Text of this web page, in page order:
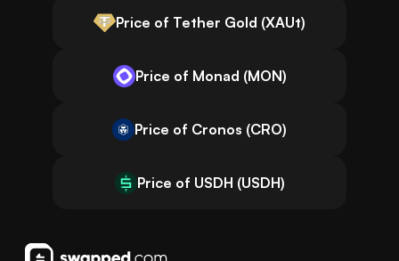
Price of Tether Gold (XAUt)
Price of Monad (MON)
Price of Cronos (CRO)
Price of USDH (USDH)